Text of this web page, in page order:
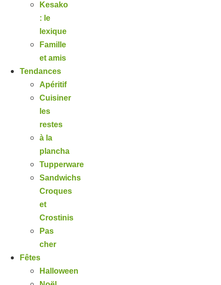
Kesako
: le
lexique
Famille
et amis
Tendances
Apéritif
Cuisiner
les
restes
à la
plancha
Tupperware
Sandwichs
Croques
et
Crostinis
Pas
cher
Fêtes
Halloween